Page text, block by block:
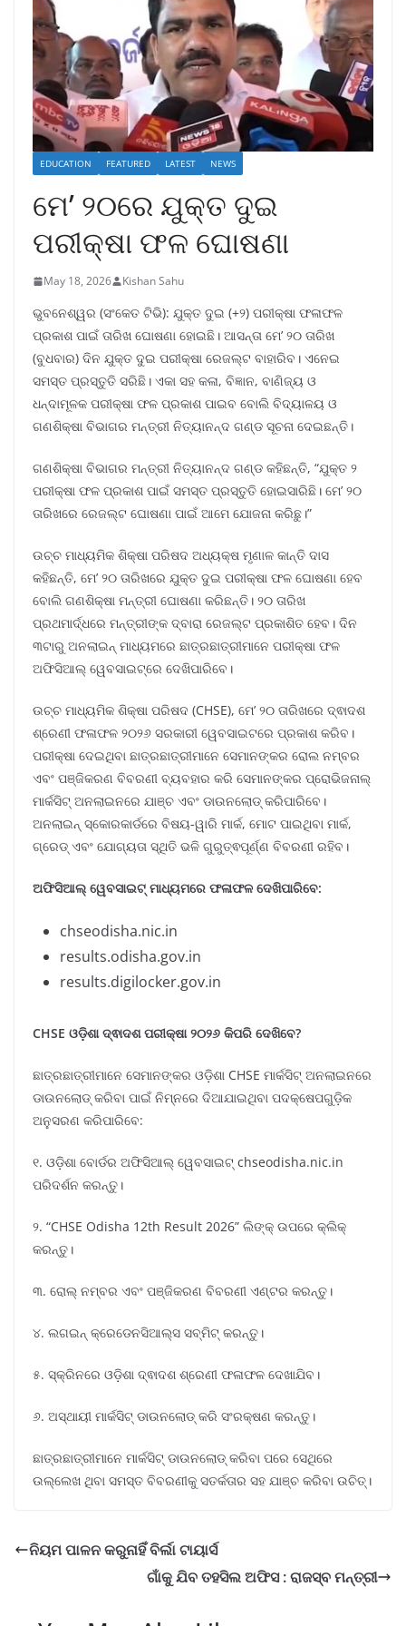
EDUCATION FEATURED LATEST NEWS
ମେ’ ୨୦ରେ ଯୁକ୍ତ ଦୁଇ
ପରୀକ୍ଷା ଫଳ ଘୋଷଣା
May 18, 2026 Kishan Sahu
ଭୁବନେଶ୍ୱର (ସଂକେତ ଟିଭି): ଯୁକ୍ତ ଦୁଇ (+୨) ପରୀକ୍ଷା ଫଳାଫଳ
ପ୍ରକାଶ ପାଇଁ ତାରିଖ ଘୋଷଣା ହୋଇଛି। ଆସନ୍ତା ମେ’ ୨୦ ତାରିଖ
(ବୁଧବାର) ଦିନ ଯୁକ୍ତ ଦୁଇ ପରୀକ୍ଷା ରେଜଲ୍ଟ ବାହାରିବ। ଏନେଇ
ସମସ୍ତ ପ୍ରସ୍ତୁତି ସରିଛି। ଏକା ସହ କଳା, ବିଜ୍ଞାନ, ବାଣିଜ୍ୟ ଓ
ଧନ୍ଦାମୂଳକ ପରୀକ୍ଷା ଫଳ ପ୍ରକାଶ ପାଇବ ବୋଲି ବିଦ୍ୟାଳୟ ଓ
ଗଣଶିକ୍ଷା ବିଭାଗର ମନ୍ତ୍ରୀ ନିତ୍ୟାନନ୍ଦ ଗଣ୍ଡ ସୂଚନା ଦେଇଛନ୍ତି।
ଗଣଶିକ୍ଷା ବିଭାଗର ମନ୍ତ୍ରୀ ନିତ୍ୟାନନ୍ଦ ଗଣ୍ଡ କହିଛନ୍ତି, “ଯୁକ୍ତ ୨
ପରୀକ୍ଷା ଫଳ ପ୍ରକାଶ ପାଇଁ ସମସ୍ତ ପ୍ରସ୍ତୁତି ହୋଇସାରିଛି। ମେ’ ୨୦
ତାରିଖରେ ରେଜଲ୍ଟ ଘୋଷଣା ପାଇଁ ଆମେ ଯୋଜନା କରିଛୁ।”
ଉଚ୍ଚ ମାଧ୍ୟମିକ ଶିକ୍ଷା ପରିଷଦ ଅଧ୍ୟକ୍ଷ ମୃଣାଳ କାନ୍ତି ଦାସ
କହିଛନ୍ତି, ମେ’ ୨୦ ତାରିଖରେ ଯୁକ୍ତ ଦୁଇ ପରୀକ୍ଷା ଫଳ ଘୋଷଣା ହେବ
ବୋଲି ଗଣଶିକ୍ଷା ମନ୍ତ୍ରୀ ଘୋଷଣା କରିଛନ୍ତି। ୨୦ ତାରିଖ
ପ୍ରଥମାର୍ଦ୍ଧରେ ମନ୍ତ୍ରୀଙ୍କ ଦ୍ବାରା ରେଜଲ୍ଟ ପ୍ରକାଶିତ ହେବ। ଦିନ
୩ଟାରୁ ଅନଲାଇନ୍ ମାଧ୍ୟମରେ ଛାତ୍ରଛାତ୍ରୀମାନେ ପରୀକ୍ଷା ଫଳ
ଅଫିସିଆଲ୍ ୱେବସାଇଟ୍ରେ ଦେଖିପାରିବେ।
ଉଚ୍ଚ ମାଧ୍ୟମିକ ଶିକ୍ଷା ପରିଷଦ (CHSE), ମେ’ ୨୦ ତାରିଖରେ ଦ୍ଵାଦଶ
ଶ୍ରେଣୀ ଫଳାଫଳ ୨୦୨୬ ସରକାରୀ ୱେବସାଇଟରେ ପ୍ରକାଶ କରିବ।
ପରୀକ୍ଷା ଦେଇଥିବା ଛାତ୍ରଛାତ୍ରୀମାନେ ସେମାନଙ୍କର ରୋଲ ନମ୍ବର
ଏବଂ ପଞ୍ଜିକରଣ ବିବରଣୀ ବ୍ୟବହାର କରି ସେମାନଙ୍କର ପ୍ରୋଭିଜନାଲ୍
ମାର୍କସିଟ୍ ଅନଲାଇନରେ ଯାଞ୍ଚ ଏବଂ ଡାଉନଲୋଡ୍ କରିପାରିବେ।
ଅନଲାଇନ୍ ସ୍କୋରକାର୍ଡରେ ବିଷୟ-ୱାରି ମାର୍କ, ମୋଟ ପାଇଥିବା ମାର୍କ,
ଗ୍ରେଡ୍ ଏବଂ ଯୋଗ୍ୟତା ସ୍ଥିତି ଭଳି ଗୁରୁତ୍ଵପୂର୍ଣ୍ଣ ବିବରଣୀ ରହିବ।
ଅଫିସିଆଲ୍ ୱେବସାଇଟ୍ ମାଧ୍ୟମରେ ଫଳାଫଳ ଦେଖିପାରିବେ:
chseodisha.nic.in
results.odisha.gov.in
results.digilocker.gov.in
CHSE ଓଡ଼ିଶା ଦ୍ଵାଦଶ ପରୀକ୍ଷା ୨୦୨୬ କିପରି ଦେଖିବେ?
ଛାତ୍ରଛାତ୍ରୀମାନେ ସେମାନଙ୍କର ଓଡ଼ିଶା CHSE ମାର୍କସିଟ୍ ଅନଲାଇନରେ
ଡାଉନଲୋଡ୍ କରିବା ପାଇଁ ନିମ୍ନରେ ଦିଆଯାଇଥିବା ପଦକ୍ଷେପଗୁଡ଼ିକ
ଅନୁସରଣ କରିପାରିବେ:
୧. ଓଡ଼ିଶା ବୋର୍ଡର ଅଫିସିଆଲ୍ ୱେବସାଇଟ୍ chseodisha.nic.in
ପରିଦର୍ଶନ କରନ୍ତୁ।
୨. “CHSE Odisha 12th Result 2026” ଲିଙ୍କ୍ ଉପରେ କ୍ଲିକ୍
କରନ୍ତୁ।
୩. ରୋଲ୍ ନମ୍ବର ଏବଂ ପଞ୍ଜିକରଣ ବିବରଣୀ ଏଣ୍ଟର କରନ୍ତୁ।
୪. ଲଗଇନ୍ କ୍ରେଡେନସିଆଲ୍ସ ସବ୍‌ମିଟ୍‌ କରନ୍ତୁ।
୫. ସ୍କ୍ରିନରେ ଓଡ଼ିଶା ଦ୍ଵାଦଶ ଶ୍ରେଣୀ ଫଳାଫଳ ଦେଖାଯିବ।
୬. ଅସ୍ଥାୟୀ ମାର୍କସିଟ୍ ଡାଉନଲୋଡ୍ କରି ସଂରକ୍ଷଣ କରନ୍ତୁ।
ଛାତ୍ରଛାତ୍ରୀମାନେ ମାର୍କସିଟ୍ ଡାଉନଲୋଡ୍ କରିବା ପରେ ସେଥିରେ
ଉଲ୍ଲେଖ ଥିବା ସମସ୍ତ ବିବରଣୀକୁ ସତର୍କତାର ସହ ଯାଞ୍ଚ କରିବା ଉଚିତ୍।
ନିୟମ ପାଳନ କରୁନାହିଁ ବିର୍ଲା ଟାୟାର୍ସ
ଗାଁକୁ ଯିବ ତହସିଲ ଅଫିସ : ରାଜସ୍ବ ମନ୍ତ୍ରୀ